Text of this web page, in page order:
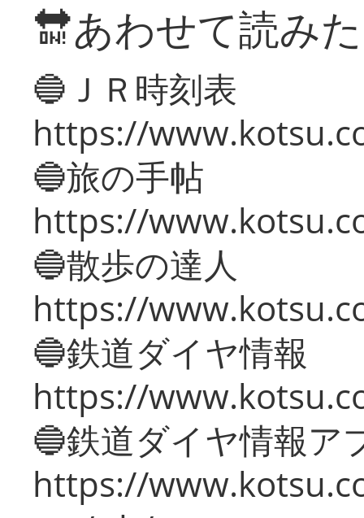
🔛あわせて読み
🔵ＪＲ時刻表
https://
🔵旅の手帖
https://
🔵散歩の達人
https://
🔵鉄道ダイヤ情報
https://
🔵鉄道ダイヤ情報ア
https://